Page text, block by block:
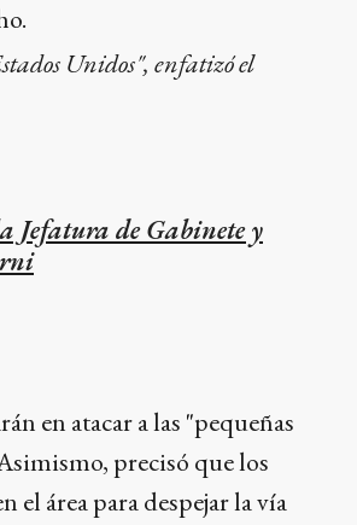
Unidos", enfatizó el
Jefatura de Gabinete y
en atacar a las "pequeñas
precisó que los
el área para despejar la vía